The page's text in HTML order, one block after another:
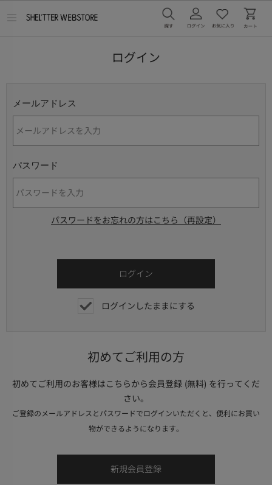
ログイン
メールアドレス
パスワード
パスワードをお忘れの方はこちら（再設定）
ログインしたままにする
初めてご利用の方
初めてご利用のお客様はこちらから会員登録 (無料) を行ってくだ
さい。
ご登録のメールアドレスとパスワードでログインいただくと、便利にお買い
物ができるようになります。